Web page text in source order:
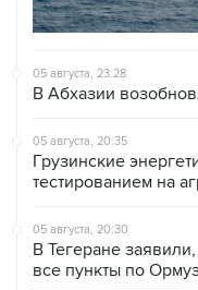
05 августа, 23:28
В Абхазии
05 августа, 20:35
Грузинские
тестированием на
05 августа, 20:30
В Тегеране
все пункты по